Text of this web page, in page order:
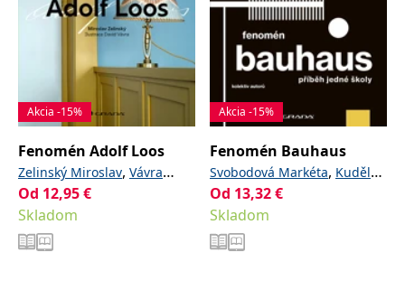
Akcia -15%
Fenomén Adolf Loos
Zelinský Miroslav, Vávra
David
Od 12,95€
Skladom
Akcia -15%
Fenomén Bauhaus
Svobodová Markéta, Kuděla
Jiří, Zelinský Miroslav
Od 13,32€
Skladom